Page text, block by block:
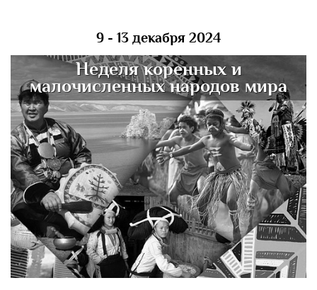
9 - 13 декабря 2024
Неделя коренных и
малочисленных народов мира